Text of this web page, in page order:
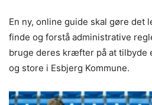
En ny, online guide skal gøre det
finde og forstå administrative
bruge deres kræfter på at tilbyde
og store i Esbjerg Kommune.